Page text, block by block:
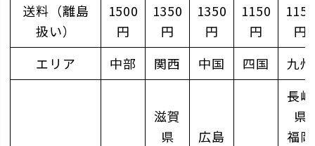
送料（離島
扱い）
1500
円
1350
円
1350
円
1150
円
円
エリア
中部 関西 中国 四国 九州
滋賀
県
広島
長崎
県
福岡